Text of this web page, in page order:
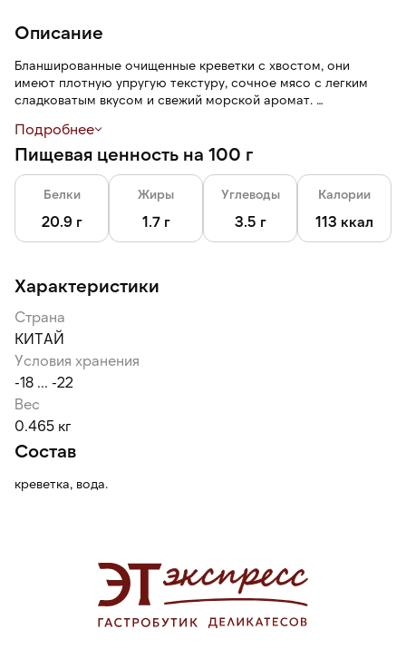
Описание
Бланшированные очищенные креветки с хвостом, они
имеют плотную упругую текстуру, сочное мясо с легким
сладковатым вкусом и свежий морской аромат.
Бланширование — кратковременная обработка креветок
кипятком для сохранения цвета, вкуса и питательных
свойств, удаления горечи и подготовки к дальнейшей
обработке.
Калибровка 30 / 50 означает, что в одном килограмме
содержится от 30 до 50 креветок — средний размер.
заветривания, механических повреждений, помогает
годности.
Подробнее
Пищевая ценность на 100 г
Белки
20.9 г
Жиры
1.7 г
Углеводы
3.5 г
Калории
113 ккал
Характеристики
Страна
КИТАЙ
Условия хранения
-18 ... -22
Вес
0.465 кг
Состав
креветка, вода.